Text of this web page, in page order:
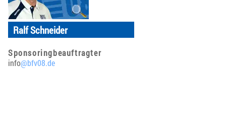
Ralf Schneider
Sponsoringbeauftragter
info@bfv08.de